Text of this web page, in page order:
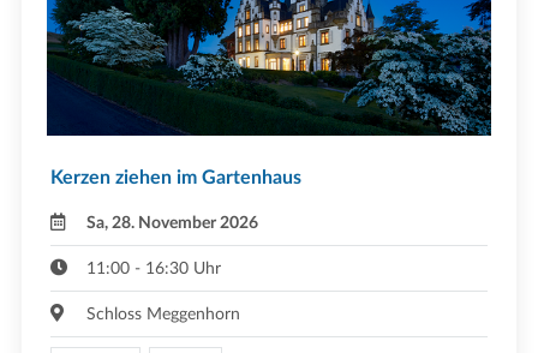
Kerzen ziehen im Gartenhaus
Sa, 28. November 2026
11:00 - 16:30 Uhr
Schloss Meggenhorn